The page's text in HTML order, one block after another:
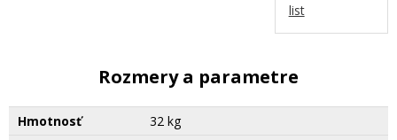
list
Rozmery a parametre
Hmotnosť
32 kg